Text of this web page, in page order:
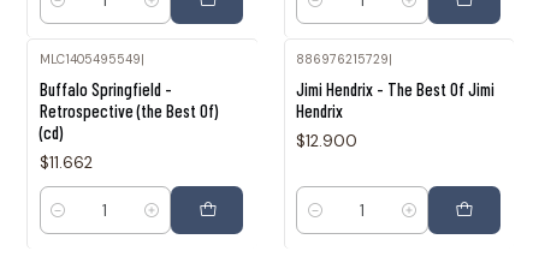
Cantidad Cantidad
MLC1405495549
Buffalo Springfield -
Retrospective (the Best Of)
(cd)
$11.662
Cantidad
886976215729
Jimi Hendrix - The Best Of Jimi
Hendrix
$12.900
Cantidad